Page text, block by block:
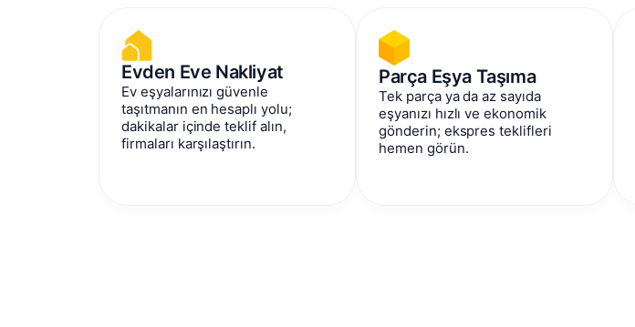
Evden Eve Nakliyat
Ev eşyalarınızı güvenle
taşıtmanın en hesaplı yolu;
dakikalar içinde teklif alın,
firmaları karşılaştırın.
Parça Eşya Taşıma
Tek parça ya da az sayıda
eşyanızı hızlı ve ekonomik
gönderin; ekspres teklifleri
hemen görün.